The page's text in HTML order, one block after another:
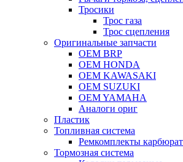
Тросики
Трос газа
Трос сцепления
Оригинальные запчасти
OEM BRP
OEM HONDA
OEM KAWASAKI
OEM SUZUKI
OEM YAMAHA
Аналоги ориг
Пластик
Топливная система
Ремкомплекты
Тормозная система